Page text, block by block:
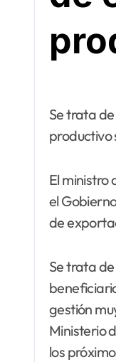
Se trata de recursos por más de 500 millones de pesos que potenciarán el entramado
productivo
El ministro
el
de
Se trata
gestión
Ministerio
los